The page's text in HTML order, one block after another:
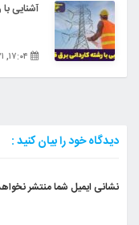
آشنایی
دیدگاه خود را بیان کنید :
نشانی ایمیل شما منتشر